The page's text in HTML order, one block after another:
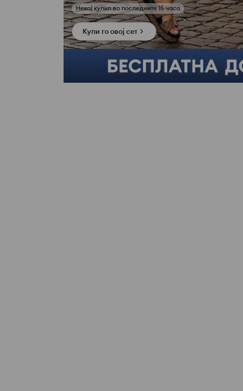
Купи го овој сет